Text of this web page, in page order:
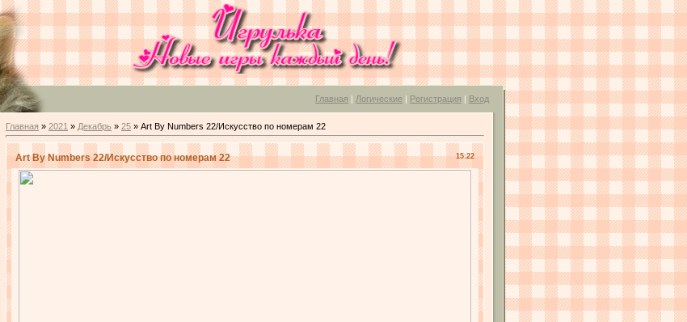
Главная | Логические | Регистрация | Вход
Главная » 2021 » Декабрь » 25 » Art By Numbers 22/Искусство по номерам 22
15:22
Art By Numbers 22/Искусство по номерам 22